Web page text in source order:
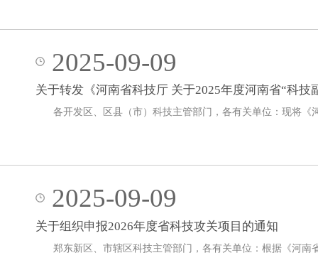
2025-09-09
关于转发《河南省科技厅 关于2025年度河南省“科
各开发区、区县（市）科技主管部门，各有关单位：现将
2025-09-09
关于组织申报2026年度省科技攻关项目的通知
郑东新区、市辖区科技主管部门，各有关单位：根据《河